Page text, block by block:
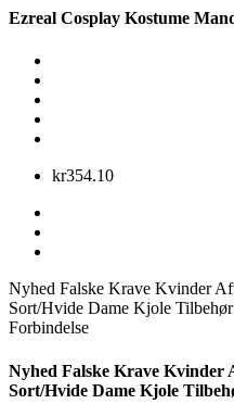
Ezreal Cosplay Kostume
kr354.10
Nyhed Falske Krave Kvinder
Sort/Hvide Dame Kjole Tilbehør
Forbindelse
Nyhed Falske Krave Kvinder
Sort/Hvide Dame Kjole